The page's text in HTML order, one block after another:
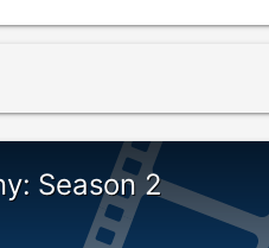
Season 2